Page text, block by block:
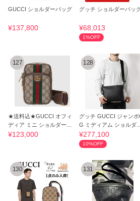
GUCCI ショルダーバッグ
¥137,800
グッチ ショルダーバッ
¥68,013
1%OFF
127
★送料込★GUCCI オフィ
ディア ミニ ショルダーバ
ッグ
¥123,000
128
グッチ GUCCI ジャンボ
G ミディアム ショルダー
バッグ 696009
¥277,100
10%OFF
130 131